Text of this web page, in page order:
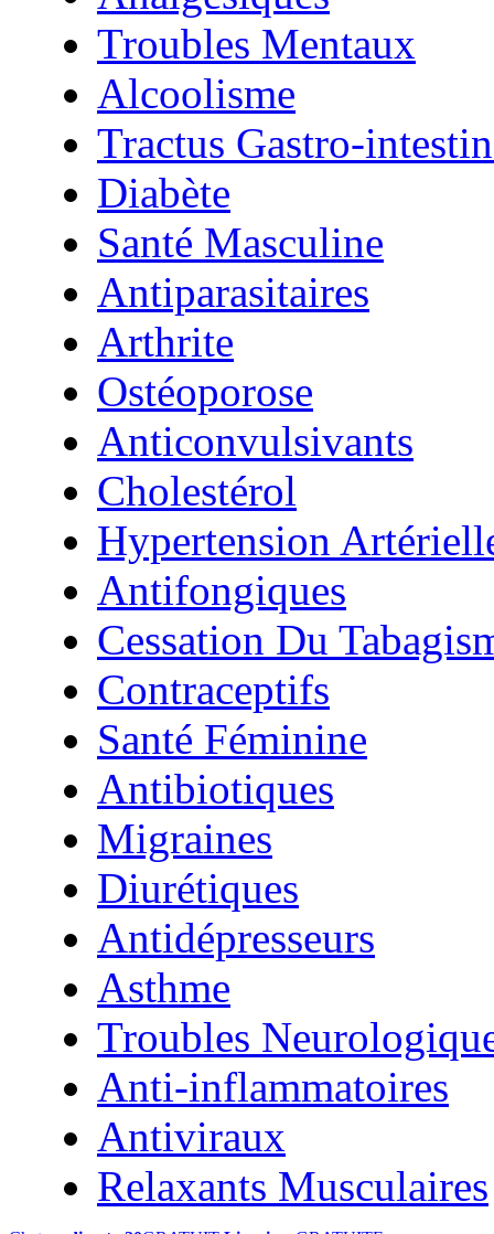
Troubles Mentaux
Alcoolisme
Tractus Gastro-
Diabète
Santé Masculine
Antiparasitaires
Arthrite
Ostéoporose
Anticonvulsivants
Cholestérol
Hypertension
Antifongiques
Cessation Du
Contraceptifs
Santé Féminine
Antibiotiques
Migraines
Diurétiques
Antidépresseurs
Asthme
Troubles
Anti-inflammatoires
Antiviraux
Relaxants Musculaires